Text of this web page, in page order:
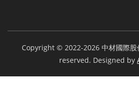
Copyright © 2022-2026 中材國際
reserved. Designed by